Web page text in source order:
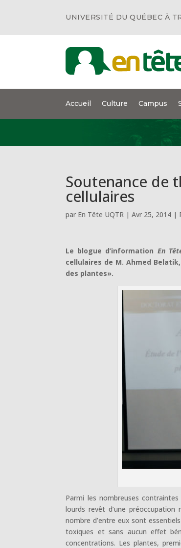
UNIVERSITÉ DU QUÉBEC À
Accueil Culture Campus
Soutenance de
cellulaires
par En Tête UQTR |Avr 25, 2014 |
Le blogue d’information En
cellulaires de M. Ahmed
des plantes».
Parmi les nombreuses
lourds revêt d’une
nombre d’entre eux sont
toxiques et sans aucun effet
concentrations. Les plantes,